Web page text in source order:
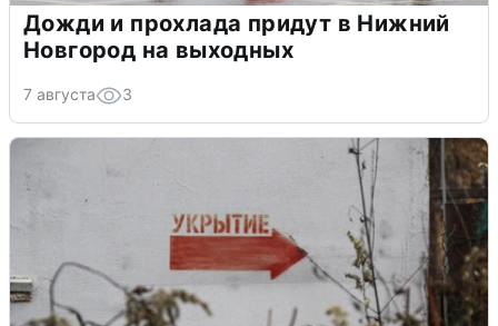
Дожди и прохлада придут в Нижний
Новгород на выходных
7 августа 3